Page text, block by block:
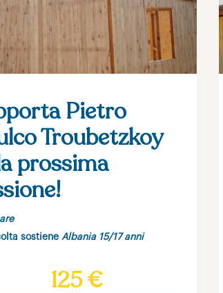
Pietro
Troubetzkoy
prossima
sostiene Albania 15/17 anni
125 €